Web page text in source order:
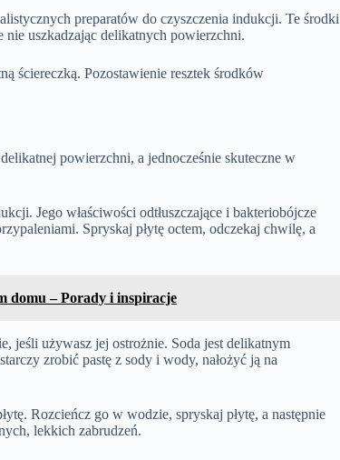
preparatów do czyszczenia indukcji. Te środki
nie uszkadzając delikatnych powierzchni.
ściereczką. Pozostawienie resztek środków
powierzchni, a jednocześnie skuteczne w
Jego właściwości odtłuszczające i bakteriobójcze
Spryskaj płytę octem, odczekaj chwilę, a
domu – Porady i inspiracje
jeśli używasz jej ostrożnie. Soda jest delikatnym
zrobić pastę z sody i wody, nałożyć ją na
Rozcieńcz go w wodzie, spryskaj płytę, a następnie
lekkich zabrudzeń.